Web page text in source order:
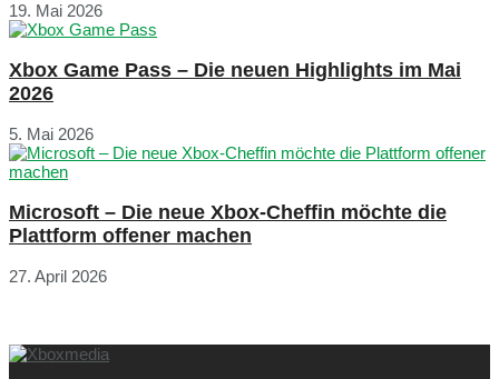
19. Mai 2026
Xbox Game Pass – Die neuen Highlights im Mai
2026
5. Mai 2026
Microsoft – Die neue Xbox-Cheffin möchte die
Plattform offener machen
27. April 2026